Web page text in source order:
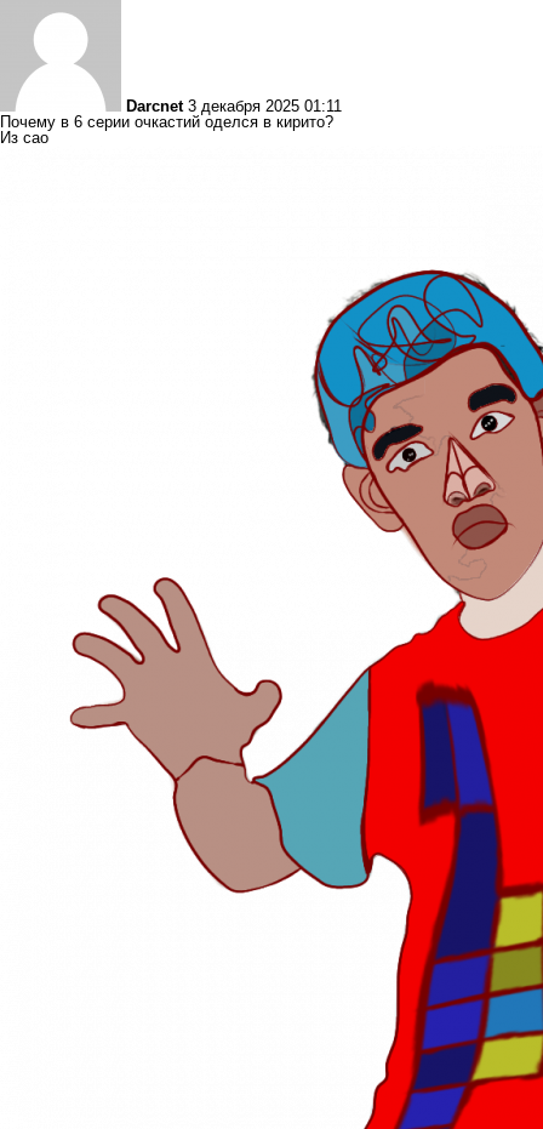
Darcnet 3 декабря 2025 01:11
Почему в 6 серии очкастий оделся в кирито?
Из сао